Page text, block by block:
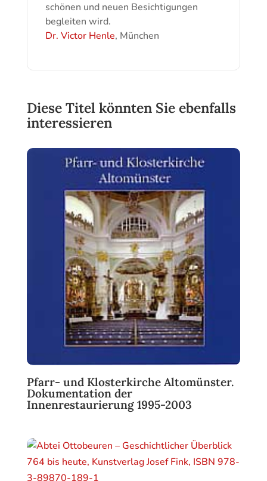
schönen und neuen Besichtigungen
begleiten wird.
Dr. Victor Henle, München
Diese Titel könnten Sie ebenfalls
interessieren
Pfarr- und Klosterkirche Altomünster.
Dokumentation der
Innenrestaurierung 1995-2003